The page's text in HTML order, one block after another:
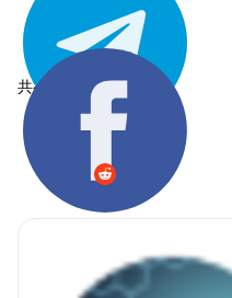
共有する: